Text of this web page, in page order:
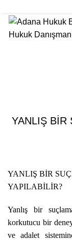
YANLIŞ BİR
YANLIŞ BİR
YAPILABİLİR?
Yanlış bir
korkutucu bir
ve adalet